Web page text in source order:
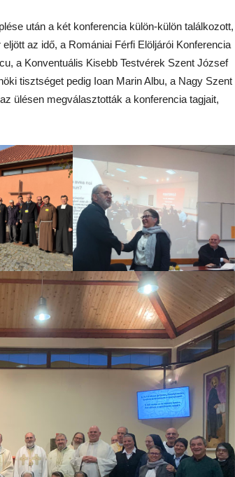
után a két konferencia külön-külön találkozott,
az idő, a Romániai Férfi Elöljárói Konferencia
a Konventuális Kisebb Testvérek Szent József
tisztséget pedig Ioan Marin Albu, a Nagy Szent
ülésen megválasztották a konferencia tagjait,